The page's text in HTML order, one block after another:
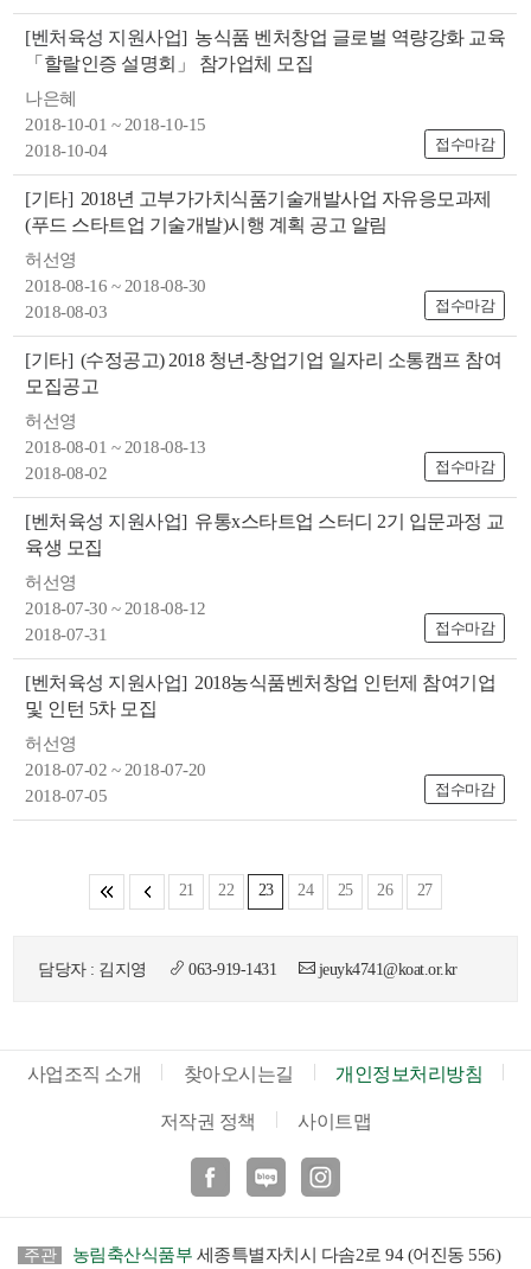
[벤처육성 지원사업] 농식품 벤처창업 글로벌 역량강화 교육
「할랄인증 설명회」 참가업체 모집
나은혜
2018-10-01 ~ 2018-10-15
2018-10-04
접수마감
[기타] 2018년 고부가가치식품기술개발사업 자유응모과제
(푸드 스타트업 기술개발)시행 계획 공고 알림
허선영
2018-08-16 ~ 2018-08-30
2018-08-03
접수마감
[기타] (수정공고) 2018 청년-창업기업 일자리 소통캠프 참여
모집공고
허선영
2018-08-01 ~ 2018-08-13
2018-08-02
접수마감
[벤처육성 지원사업] 유통x스타트업 스터디 2기 입문과정 교
육생 모집
허선영
2018-07-30 ~ 2018-08-12
2018-07-31
접수마감
[벤처육성 지원사업] 2018농식품벤처창업 인턴제 참여기업
및 인턴 5차 모집
허선영
2018-07-02 ~ 2018-07-20
2018-07-05
접수마감
21 22 23 24 25 26 27
담당자 : 김지영 063-919-1431 jeuyk4741@koat.or.kr
사업조직 소개 찾아오시는길 개인정보처리방침
저작권 정책 사이트맵
인스타
주관 농림축산식품부 세종특별자치시 다솜2로 94 (어진동 556)